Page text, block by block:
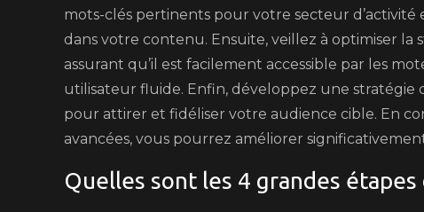
mots-clés pertinents pour votre secteur
dans votre contenu. Ensuite, veillez à optimiser
assurant qu’il est facilement accessible par les
utilisateur fluide. Enfin, développez une
pour attirer et fidéliser votre audience cible. En
avancées, vous pourrez améliorer
Quelles sont les 4 grandes